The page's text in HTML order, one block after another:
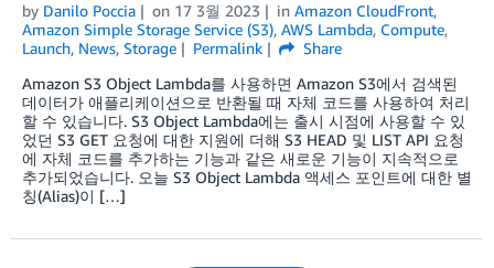
by Danilo Poccia on 17 3월 2023 in Amazon CloudFront,
Amazon Simple Storage Service (S3), AWS Lambda, Compute,
Launch, News, Storage Permalink
Share
Amazon S3 Object Lambda를 사용하면 Amazon S3에서 검색된
데이터가 애플리케이션으로 반환될 때 자체 코드를 사용하여 처리
할 수 있습니다. S3 Object Lambda에는 출시 시점에 사용할 수 있
었던 S3 GET 요청에 대한 지원에 더해 S3 HEAD 및 LIST API 요청
에 자체 코드를 추가하는 기능과 같은 새로운 기능이 지속적으로
추가되었습니다. 오늘 S3 Object Lambda 액세스 포인트에 대한 별
칭(Alias)이 […]